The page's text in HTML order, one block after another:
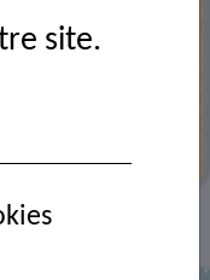
documentaires
site.